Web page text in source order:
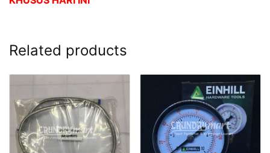
Related products